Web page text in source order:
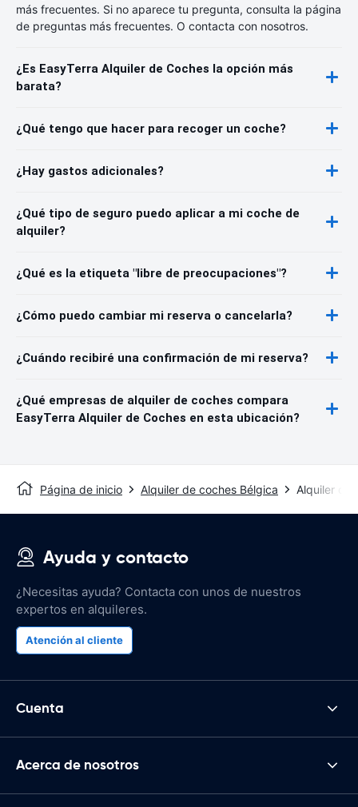
más frecuentes. Si no aparece tu pregunta, consulta la página
de preguntas más frecuentes. O contacta con nosotros.
¿Es EasyTerra Alquiler de Coches la opción más
barata?
¿Qué tengo que hacer para recoger un coche?
¿Hay gastos adicionales?
¿Qué tipo de seguro puedo aplicar a mi coche de
alquiler?
¿Qué es la etiqueta "libre de preocupaciones"?
¿Cómo puedo cambiar mi reserva o cancelarla?
¿Cuándo recibiré una confirmación de mi reserva?
¿Qué empresas de alquiler de coches compara
EasyTerra Alquiler de Coches en esta ubicación?
Página de inicio Alquiler de coches Bélgica Alquiler de
Ayuda y contacto
¿Necesitas ayuda? Contacta con unos de nuestros
expertos en alquileres.
Atención al cliente
Cuenta
Acerca de nosotros